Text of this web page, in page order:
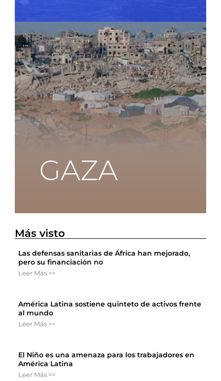
Más visto
Las defensas sanitarias de África han mejorado,
pero su financiación no
Leer Más >>
América Latina sostiene quinteto de activos frente
al mundo
Leer Más >>
El Niño es una amenaza para los trabajadores en
América Latina
Leer Más >>